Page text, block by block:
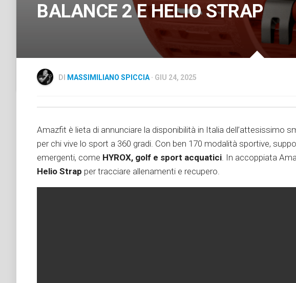
BALANCE 2 E HELIO STRAP
DI MASSIMILIANO SPICCIA · GIU 24, 2025
Amazfit è lieta di annunciare la disponibilità in Italia dell’attesissimo
per chi vive lo sport a 360 gradi. Con ben 170 modalità sportive,
emergenti, come HYROX, golf e sport acquatici. In accoppiata
Helio Strap per tracciare allenamenti e recupero.